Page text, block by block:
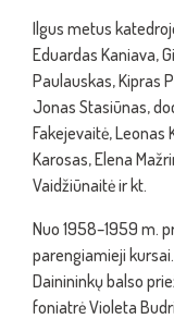
Ilgus metus
Eduardas Kaniava,
Paulauskas, Kipras
Jonas Stasiūnas,
Fakejevaitė, Leonas
Karosas, Elena
Vaidžiūnaitė ir kt.
Nuo 1958–1959 m.
parengiamieji
Dainininkų balso
foniatrė Violeta